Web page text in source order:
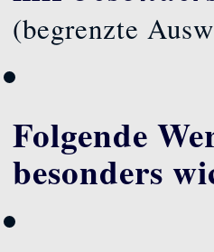
(begrenzte
Folgende
besonders